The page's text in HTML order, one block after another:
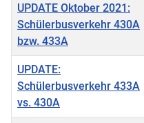
UPDATE Oktober 2021:
Schülerbusverkehr 430A
bzw. 433A
UPDATE:
Schülerbusverkehr 433A
vs. 430A